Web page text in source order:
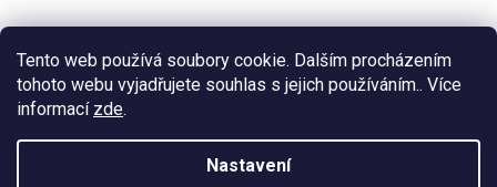
Tento web používá soubory cookie. Dalším procházením
tohoto webu vyjadřujete souhlas s jejich používáním.. Více
informací zde.
Nastavení